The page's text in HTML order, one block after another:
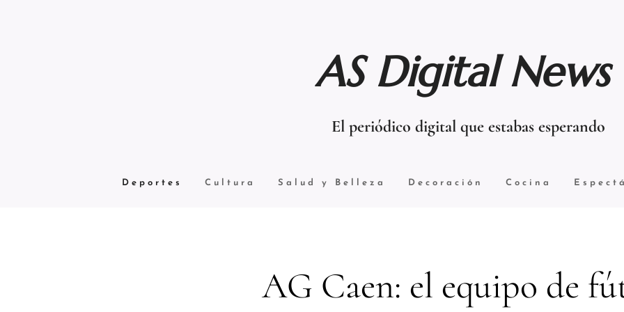
AS Digital News
El periódico digital que estabas esperando
Deportes Cultura Salud y Belleza Decoración Cocina
AG Caen: el equipo de